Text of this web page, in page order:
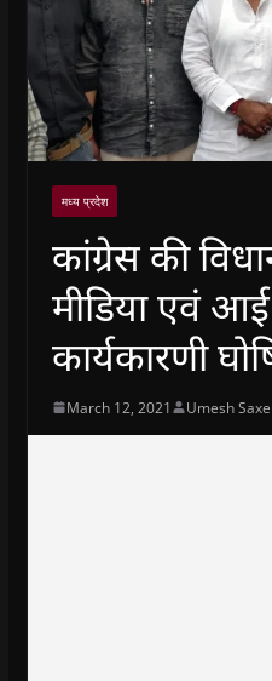
मध्य प्रदेश
कांग्रेस की
मीडिया एवं
कार्यकारणी
March 12, 2021 Umesh